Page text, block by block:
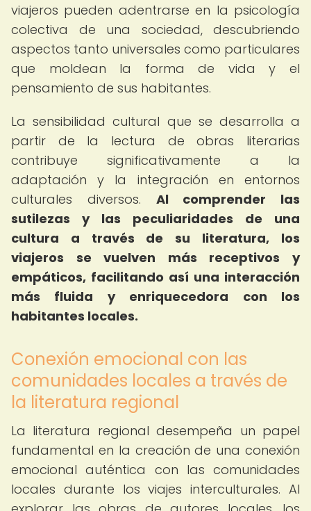
viajeros pueden adentrarse en la psicología
colectiva de una sociedad, descubriendo
aspectos tanto universales como particulares
que moldean la forma de vida y el
pensamiento de sus habitantes.
La sensibilidad cultural que se desarrolla a
partir de la lectura de obras literarias
contribuye significativamente a la
adaptación y la integración en entornos
culturales diversos. Al comprender las
sutilezas y las peculiaridades de una
cultura a través de su literatura, los
viajeros se vuelven más receptivos y
empáticos, facilitando así una interacción
más fluida y enriquecedora con los
habitantes locales.
Conexión emocional con las
comunidades locales a través de
la literatura regional
La literatura regional desempeña un papel
fundamental en la creación de una conexión
emocional auténtica con las comunidades
locales durante los viajes interculturales. Al